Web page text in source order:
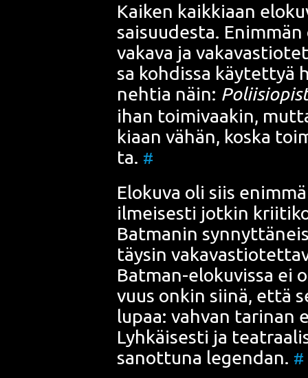
Kai­ken kaik­ki­aan
sai­suu­des­ta.
vaka­va ja
sa koh­dis­sa käy­tet­tyä
neh­tia näin:
ihan toi­mi­vaa­kin,
ki­aan vähän, kos­ka
ta. #
Elo­ku­va oli siis
ilmei­ses­ti jot­kin
Bat­manin
täy­sin
Bat­man-elo­ku­vis­sa ei
vuus onkin sii­nä, että
lupaa: vah­van tari­nan
Lyh­käi­ses­ti ja
sanot­tu­na legen­dan. #